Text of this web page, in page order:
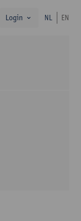
zoekLogin NL EN